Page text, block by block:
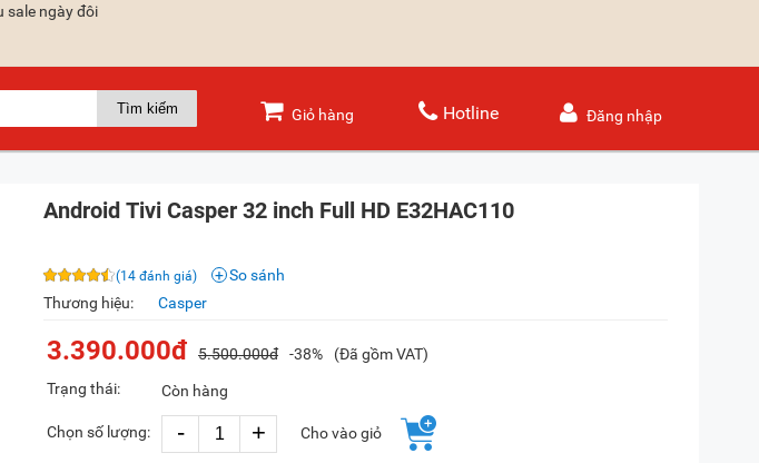
Giỏ hàng Hotline Đăng nhập
Android Tivi Casper 32 inch Full HD E32HAC110
(14 đánh giá)
So sánh
Thương hiệu:
Casper
3.390.000đ 5.500.000đ -38%
(Đã gồm VAT)
Trạng thái:
Còn hàng
Chọn số lượng: - + Cho vào giỏ